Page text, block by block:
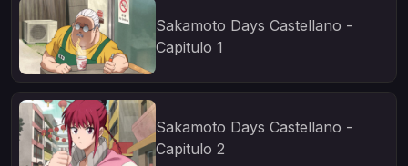
Sakamoto Days Castellano -
Capitulo 1
Sakamoto Days Castellano -
Capitulo 2